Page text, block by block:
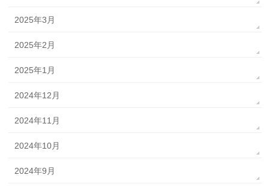
2025年3月
2025年2月
2025年1月
2024年12月
2024年11月
2024年10月
2024年9月